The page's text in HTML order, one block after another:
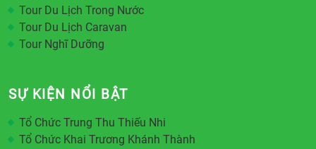
Tour Du Lịch Trong Nước
Tour Du Lịch Caravan
Tour Nghĩ Dưỡng
SỰ KIỆN NỔI BẬT
Tổ Chức Trung Thu Thiếu Nhi
Tổ Chức Khai Trương Khánh Thành